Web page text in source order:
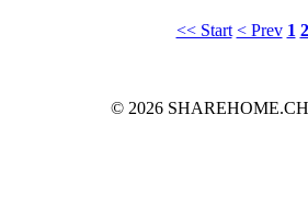
<< Start < Prev 1 2
© 2026